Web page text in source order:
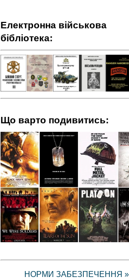
Електронна військова
бібліотека:
Що варто подивитись:
НОРМИ ЗАБЕЗПЕЧЕННЯ